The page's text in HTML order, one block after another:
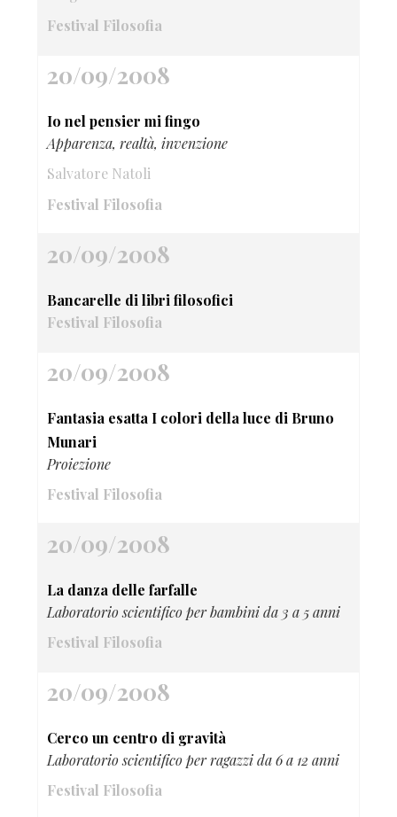
Festival Filosofia
20/09/2008
Io nel pensier mi fingo
Apparenza, realtà, invenzione
Salvatore Natoli
Festival Filosofia
20/09/2008
Bancarelle di libri filosofici
Festival Filosofia
20/09/2008
Fantasia esatta I colori della luce di Bruno
Munari
Proiezione
Festival Filosofia
20/09/2008
La danza delle farfalle
Laboratorio scientifico per bambini da 3 a 5 anni
Festival Filosofia
20/09/2008
Cerco un centro di gravità
Laboratorio scientifico per ragazzi da 6 a 12 anni
Festival Filosofia